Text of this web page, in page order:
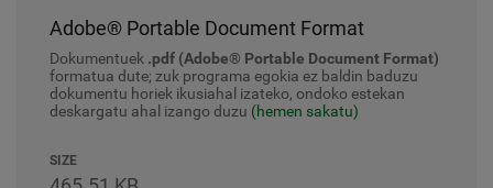
Adobe® Portable Document Format
Dokumentuek .pdf (Adobe® Portable Document Format)
formatua dute; zuk programa egokia ez baldin baduzu
dokumentu horiek ikusiahal izateko, ondoko estekan
deskargatu ahal izango duzu (hemen sakatu)
SIZE